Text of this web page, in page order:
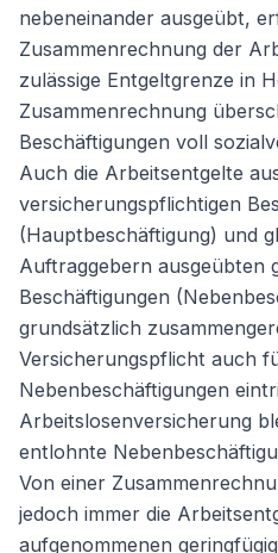
nebeneinander ausgeübt,
Zusammenrechnung der
zulässige Entgeltgrenze in
Zusammenrechnung
Beschäftigungen voll
Auch die Arbeitsentgelte
versicherungspflichtigen
(Hauptbeschäftigung) und
Auftraggebern ausgeübten
Beschäftigungen
grundsätzlich
Versicherungspflicht auch
Nebenbeschäftigungen
Arbeitslosenversicherung
entlohnte
Von einer
jedoch immer die
aufgenommenen